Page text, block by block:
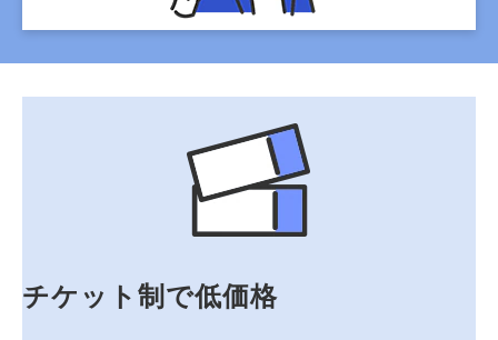
チケット制で低価格